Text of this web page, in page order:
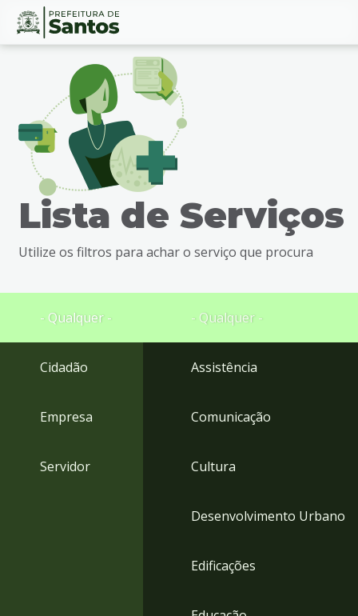
Ir
busca
Ir
rodapé
Conteúdo
Lista de Serviços
Utilize os filtros para achar o serviço que procura
- Qualquer -
Cidadão
Empresa
Servidor
- Qualquer -
Assistência
Comunicação
Cultura
Desenvolvimento Urbano
Edificações